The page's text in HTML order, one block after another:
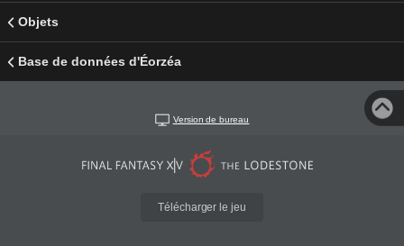
Objets
Base de données d'Éorzéa
Version de bureau
Télécharger le jeu